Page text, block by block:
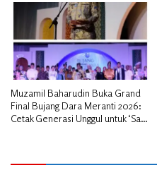
Muzamil Baharudin Buka Grand
Final Bujang Dara Meranti 2026:
Cetak Generasi Unggul untuk ‘Sagu